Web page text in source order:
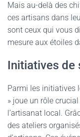
Mais au-delà des
ces artisans dans
sont ceux qui vous
mesure aux étoiles
Initiatives de
Parmi les initiatives
» joue un rôle
l’artisanat local.
des ateliers